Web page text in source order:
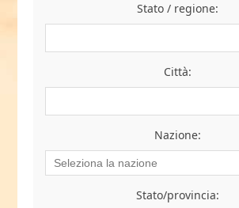
Stato / regione:
Città:
Nazione:
Stato/provincia: